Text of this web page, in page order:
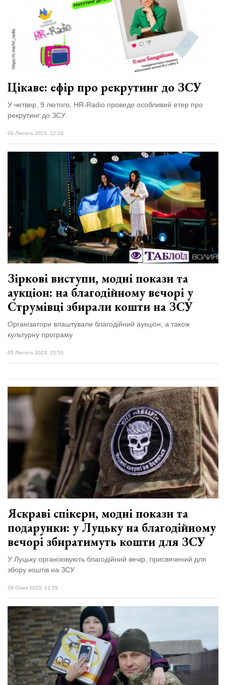
Цікаве: ефір про рекрутинг до ЗСУ
У четвер, 9 лютого, HR-Radio проведе особливий етер про
рекрутинг до ЗСУ.
06 Лютого 2023, 12:24
Зіркові виступи, модні покази та
аукціон: на благодійному вечорі у
Струмівці збирали кошти на ЗСУ
Організатори влаштували благодійний аукціон, а також
культурну програму
05 Лютого 2023, 15:53
Яскраві спікери, модні покази та
подарунки: у Луцьку на благодійному
вечорі збиратимуть кошти для ЗСУ
У Луцьку організовують благодійний вечір, присвячений для
збору коштів на ЗСУ
29 Січня 2023, 13:55